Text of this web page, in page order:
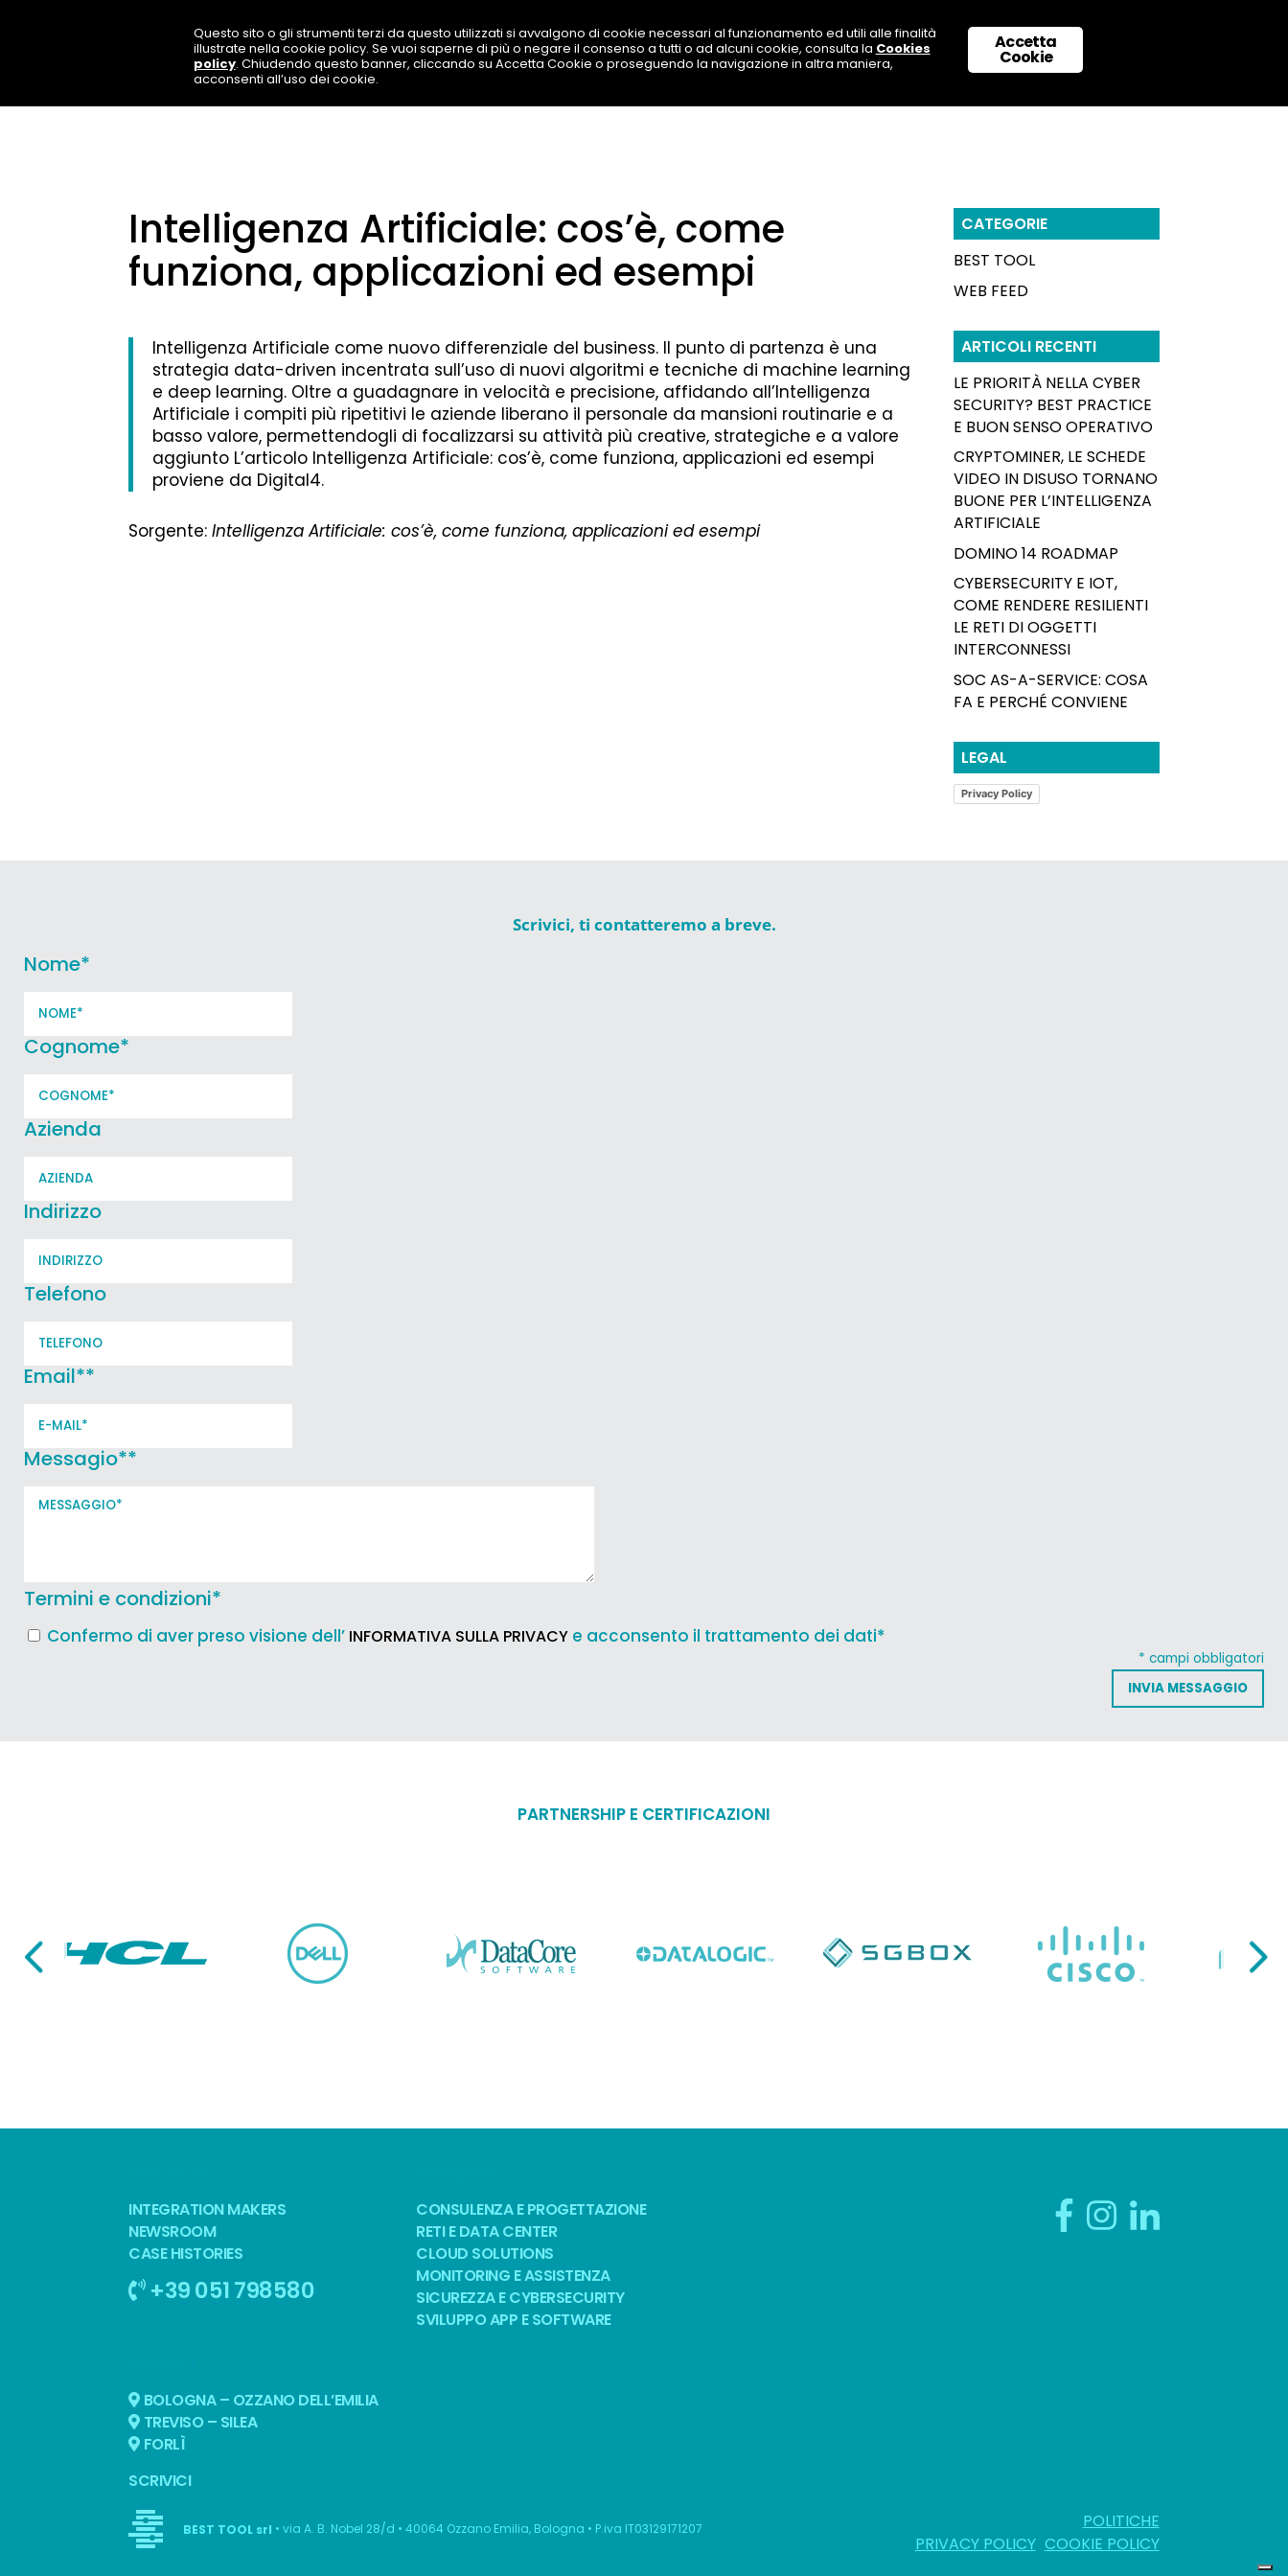
SOLUZIONI PRODOTTI BEST TOOL LAVORA CON NOI SUPPORTO & CONTATTI
Intelligenza Artificiale: cos’è, come
funziona, applicazioni ed esempi
Intelligenza Artificiale come nuovo differenziale del business. Il punto di partenza è una
strategia data-driven incentrata sull’uso di nuovi algoritmi e tecniche di machine learning
e deep learning. Oltre a guadagnare in velocità e precisione, affidando all’Intelligenza
Artificiale i compiti più ripetitivi le aziende liberano il personale da mansioni routinarie e a
basso valore, permettendogli di focalizzarsi su attività più creative, strategiche e a valore
aggiunto L’articolo Intelligenza Artificiale: cos’è, come funziona, applicazioni ed esempi
proviene da Digital4.
Sorgente:Intelligenza Artificiale: cos’è, come funziona, applicazioni ed esempi
CATEGORIE
BEST TOOL
WEB FEED
ARTICOLI RECENTI
LE PRIORITÀ NELLA CYBER
SECURITY? BEST PRACTICE
E BUON SENSO OPERATIVO
CRYPTOMINER, LE SCHEDE
VIDEO IN DISUSO TORNANO
BUONE PER L’INTELLIGENZA
ARTIFICIALE
DOMINO 14 ROADMAP
CYBERSECURITY E IOT,
COME RENDERE RESILIENTI
LE RETI DI OGGETTI
INTERCONNESSI
SOC AS-A-SERVICE: COSA
FA E PERCHÉ CONVIENE
LEGAL
Privacy Policy
Scrivici, ti contatteremo a breve.
Nome*
Cognome*
Azienda
Indirizzo
Telefono
Email**
Messagio**
Termini e condizioni*
Confermo di aver preso visione dell’ INFORMATIVA SULLA PRIVACY e acconsento il trattamento dei dati*
* campi obbligatori
PARTNERSHIP E CERTIFICAZIONI
INTEGRATION MAKERS
NEWSROOM
CASE HISTORIES
+39 051 798580
CONSULENZA E PROGETTAZIONE
RETI E DATA CENTER
CLOUD SOLUTIONS
MONITORING E ASSISTENZA
SICUREZZA E CYBERSECURITY
SVILUPPO APP E SOFTWARE
BOLOGNA – OZZANO DELL’EMILIA
TREVISO – SILEA
FORLÌ
SCRIVICI
BEST TOOL srl • via A. B. Nobel 28/d • 40064 Ozzano Emilia, Bologna • P.iva IT03129171207
POLITICHE
PRIVACY POLICY COOKIE POLICY
Accetta
Cookie
Questo sito o gli strumenti terzi da questo utilizzati si avvalgono di cookie necessari al funzionamento ed utili alle finalità
illustrate nella cookie policy. Se vuoi saperne di più o negare il consenso a tutti o ad alcuni cookie, consulta la Cookies
policy. Chiudendo questo banner, cliccando su Accetta Cookie o proseguendo la navigazione in altra maniera,
acconsenti all’uso dei cookie.